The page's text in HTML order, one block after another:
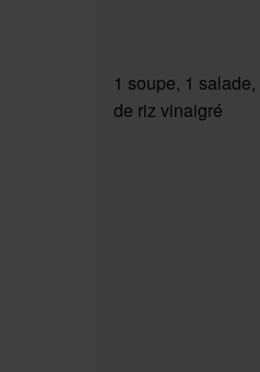
1 soupe, 1
de riz vinaigré